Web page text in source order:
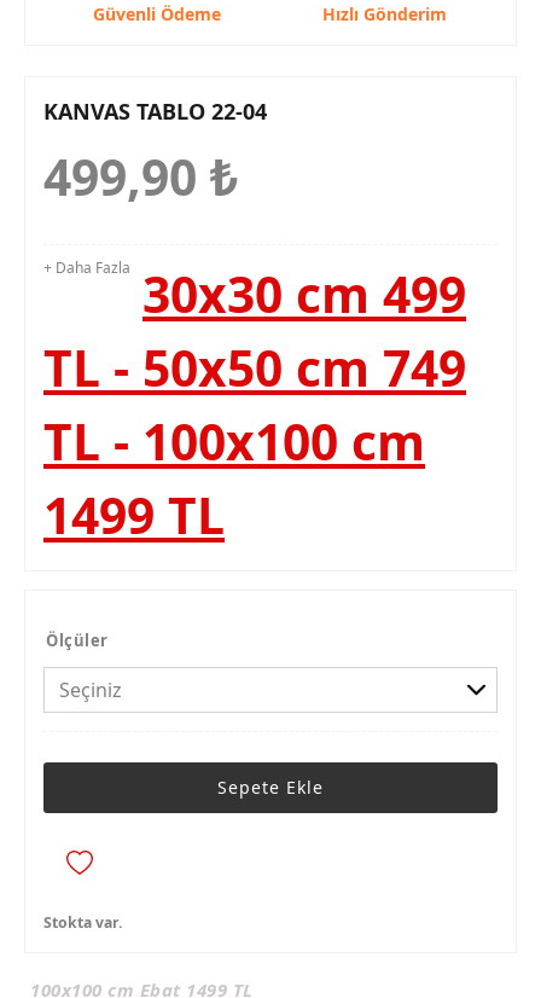
Güvenli Ödeme Hızlı Gönderim
KANVAS TABLO 22-04
499,90 ₺
+ Daha Fazla
30x30 cm 499
TL - 50x50 cm 749
TL - 100x100 cm
1499 TL
Ölçüler
Sepete Ekle
Stokta var.
100x100 cm Ebat 1499 TL